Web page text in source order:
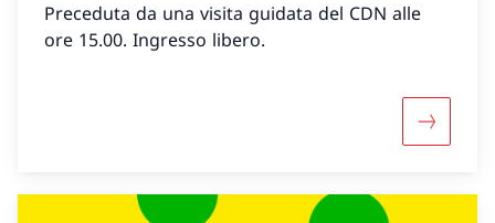
Preceduta da una visita guidata del CDN alle
ore 15.00. Ingresso libero.